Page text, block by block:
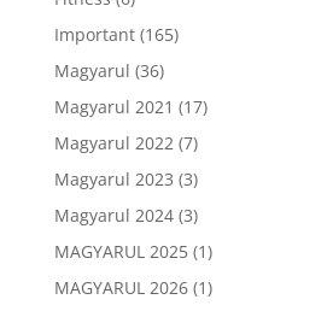
Important(165)
Magyarul (36)
Magyarul 2021 (17)
Magyarul 2022(7)
Magyarul 2023 (3)
Magyarul 2024(3)
MAGYARUL 2025(1)
MAGYARUL 2026(1)